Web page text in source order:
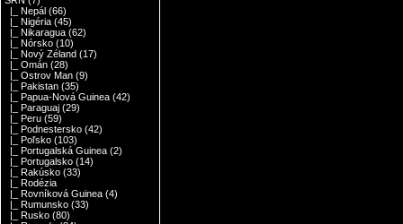
|_ Nepál (66)
|_ Nigéria (45)
|_ Nikaragua (62)
|_ Nórsko (10)
|_ Nový Zéland (17)
|_ Omán (28)
|_ Ostrov Man (9)
|_ Pakistan (35)
|_ Papua-Nová Guinea (42)
|_ Paraguaj (29)
|_ Peru (59)
|_ Podnestersko (42)
|_ Poľsko (103)
|_ Portugalská Guinea (2)
|_ Portugalsko (14)
|_ Rakúsko (33)
|_ Rodézia
|_ Rovníková Guinea (4)
|_ Rumunsko (33)
|_ Rusko (80)